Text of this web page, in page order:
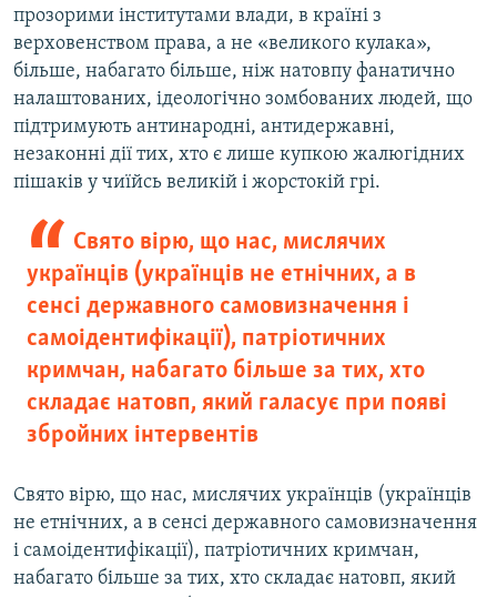
прозорими інститутами влади, в країні з
верховенством права, а не «великого кулака»,
більше, набагато більше, ніж натовпу фанатично
налаштованих, ідеологічно зомбованих людей, що
підтримують антинародні, антидержавні,
незаконні дії тих, хто є лише купкою жалюгідних
пішаків у чиїйсь великій і жорстокій грі.
Свято вірю, що нас, мислячих
українців (українців не етнічних, а в
сенсі державного самовизначення і
самоідентифікації), патріотичних
кримчан, набагато більше за тих, хто
складає натовп, який галасує при появі
збройних інтервентів
Свято вірю, що нас, мислячих українців (українців
не етнічних, а в сенсі державного самовизначення
і самоідентифікації), патріотичних кримчан,
набагато більше за тих, хто складає натовп, який